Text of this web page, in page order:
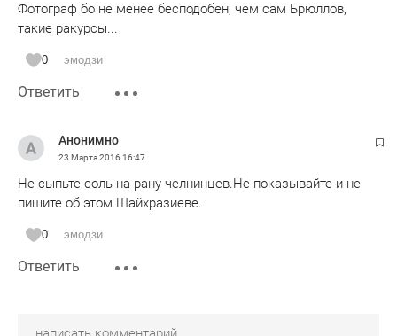
Фотограф бо не менее бесподобен, чем сам Брюллов,
такие ракурсы...
0 эмодзи
Ответить
Анонимно
23 Марта 2016 16:47
Не сыпьте соль на рану челнинцев.Не показывайте и не
пишите об этом Шайхразиеве.
0 эмодзи
Ответить